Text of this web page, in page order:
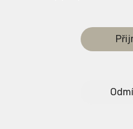
Všeobecné obchodní podmínky